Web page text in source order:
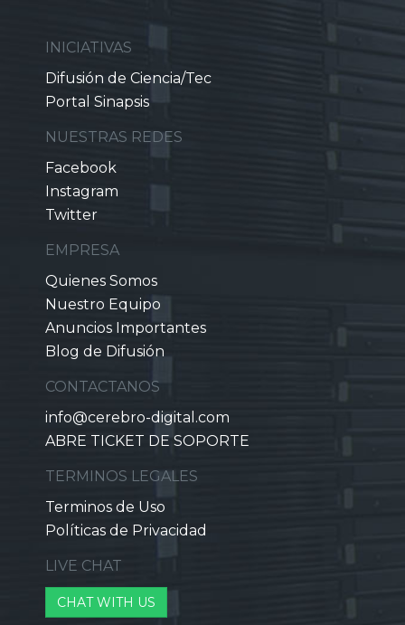
INICIATIVAS
Difusión de Ciencia/Tec
Portal Sinapsis
NUESTRAS REDES
Facebook
Instagram
Twitter
EMPRESA
Quienes Somos
Nuestro Equipo
Anuncios Importantes
Blog de Difusión
CONTACTANOS
info@cerebro-digital.com
ABRE TICKET DE SOPORTE
TERMINOS LEGALES
Terminos de Uso
Políticas de Privacidad
LIVE CHAT
CHAT WITH US